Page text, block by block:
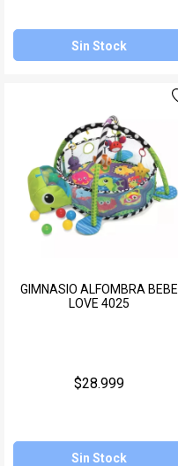
Sin Stock
GIMNASIO ALFOMBRA BEBE
LOVE 4025
$28.999
Sin Stock